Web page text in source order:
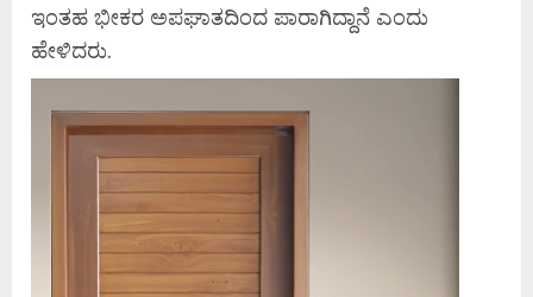
ಇಂತಹ ಭೀಕರ ಅಪಘಾತದಿಂದ ಪಾರಾಗಿದ್ದಾನೆ ಎಂದು
ಹೇಳಿದರು.